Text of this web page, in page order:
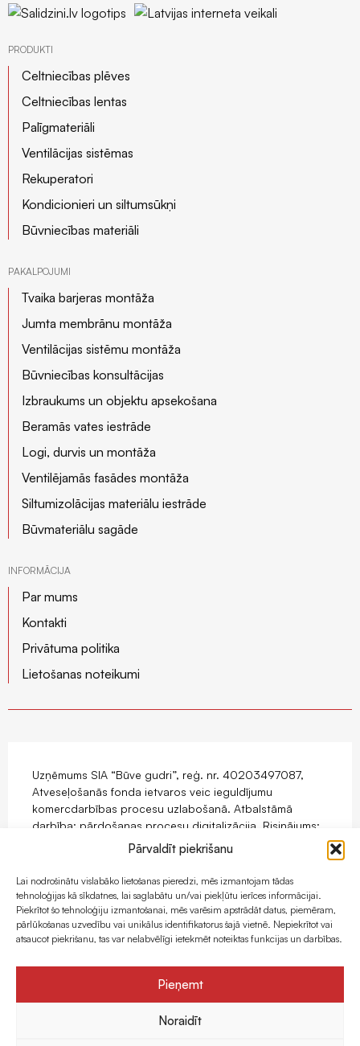
Pārvaldīt piekrišanu
Lai nodrošinātu vislabāko lietošanas pieredzi, mēs izmantojam tādas
tehnoloģijas kā sīkdatnes, lai saglabātu un/vai piekļūtu ierīces informācijai.
Piekrītot šo tehnoloģiju izmantošanai, mēs varēsim apstrādāt datus, piemēram,
pārlūkošanas uzvedību vai unikālus identifikatorus šajā vietnē. Nepiekrītot vai
atsaucot piekrišanu, tas var nelabvēlīgi ietekmēt noteiktas funkcijas un darbības.
Pieņemt
Noraidīt
PRODUKTI
Celtniecības plēves
Celtniecības lentas
Palīgmateriāli
Ventilācijas sistēmas
Rekuperatori
Kondicionieri un siltumsūkņi
Būvniecības materiāli
PAKALPOJUMI
Tvaika barjeras montāža
Jumta membrānu montāža
Ventilācijas sistēmu montāža
Būvniecības konsultācijas
Izbraukums un objektu apsekošana
Beramās vates iestrāde
Logi, durvis un montāža
Ventilējamās fasādes montāža
Siltumizolācijas materiālu iestrāde
Būvmateriālu sagāde
INFORMĀCIJA
Par mums
Kontakti
Privātuma politika
Lietošanas noteikumi
Uzņēmums SIA “Būve gudri”, reģ. nr. 40203497087,
Atveseļošanās fonda ietvaros veic ieguldījumu
komercdarbības procesu uzlabošanā. Atbalstāmā
darbība: pārdošanas procesu digitalizācija. Risinājums:
mājaslapas ar e-komercijas funkcionalitāti izstrāde.
Projekts tiek īstenots ar Eiropas Savienības
Atveseļošanas fonda atbalstu.
sieti
PE
Manšetes
aizsardzība